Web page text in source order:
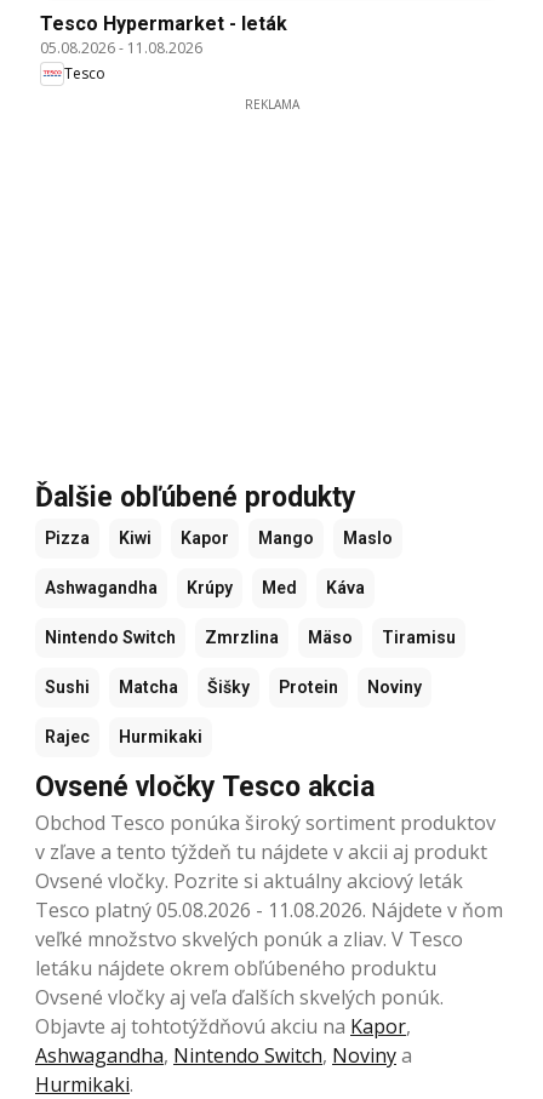
Tesco Hypermarket - leták
05.08.2026- 11.08.2026
Tesco
REKLAMA
Ďalšie obľúbené produkty
Pizza Kiwi Kapor Mango Maslo
Ashwagandha Krúpy Med Káva
Nintendo Switch Zmrzlina Mäso Tiramisu
Sushi Matcha Šišky Protein Noviny
Rajec Hurmikaki
Ovsené vločky Tesco akcia
Obchod Tesco ponúka široký sortiment produktov
v zľave a tento týždeň tu nájdete v akcii aj produkt
Ovsené vločky. Pozrite si aktuálny akciový leták
Tesco platný 05.08.2026 - 11.08.2026. Nájdete v ňom
veľké množstvo skvelých ponúk a zliav. V Tesco
letáku nájdete okrem obľúbeného produktu
Ovsené vločky aj veľa ďalších skvelých ponúk.
Objavte aj tohtotýždňovú akciu na Kapor,
Ashwagandha, Nintendo Switch, Novinya
Hurmikaki.